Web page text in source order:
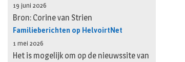
19 juni 2026
Bron: Corine van Strien
Familieberichten op HelvoirtNet
1 mei 2026
Het is mogelijk om op de nieuwssite van